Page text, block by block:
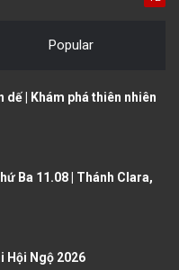
Popular
dế | Khám phá thiên nhiên
Ba 11.08 | Thánh Clara,
Hội Ngộ 2026